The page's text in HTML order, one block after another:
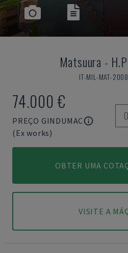
Matsuura -
IT-MIL-MAT-
74.000 €
PREÇO GINDUMAC
(Ex works)
OBTER UMA
VISITE A